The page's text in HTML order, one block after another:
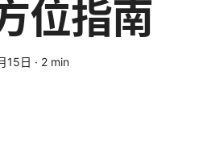
位指南
15日 · 2 min